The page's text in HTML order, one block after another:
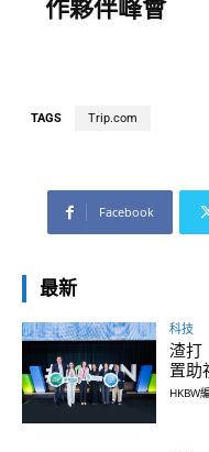
作夥伴峰會
TAGS Trip.com
Facebook
最新
科技
渣打
置助
HKBW